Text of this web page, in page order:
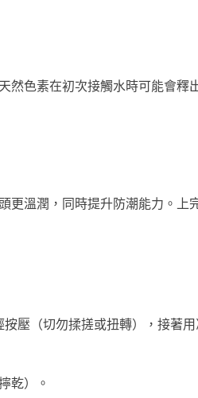
色素在初次接觸水時可能會釋
溫潤，同時提升防潮能力。上
壓（切勿揉搓或扭轉），接著
乾）。